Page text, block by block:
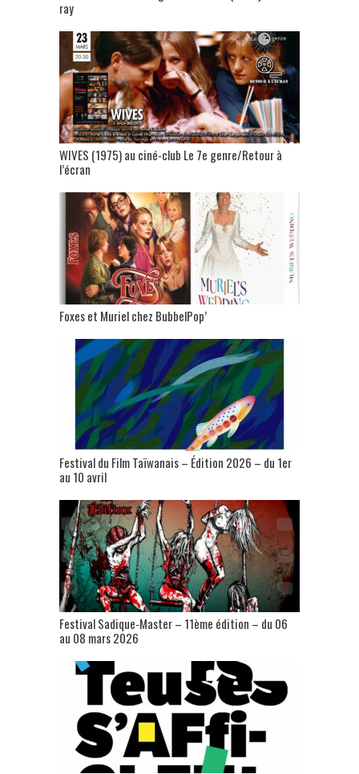
ray
WIVES (1975) au ciné-club Le 7e genre/Retour à
l’écran
Foxes et Muriel chez BubbelPop’
Festival du Film Taïwanais – Édition 2026 – du 1er
au 10 avril
Festival Sadique-Master – 11ème édition – du 06
au 08 mars 2026